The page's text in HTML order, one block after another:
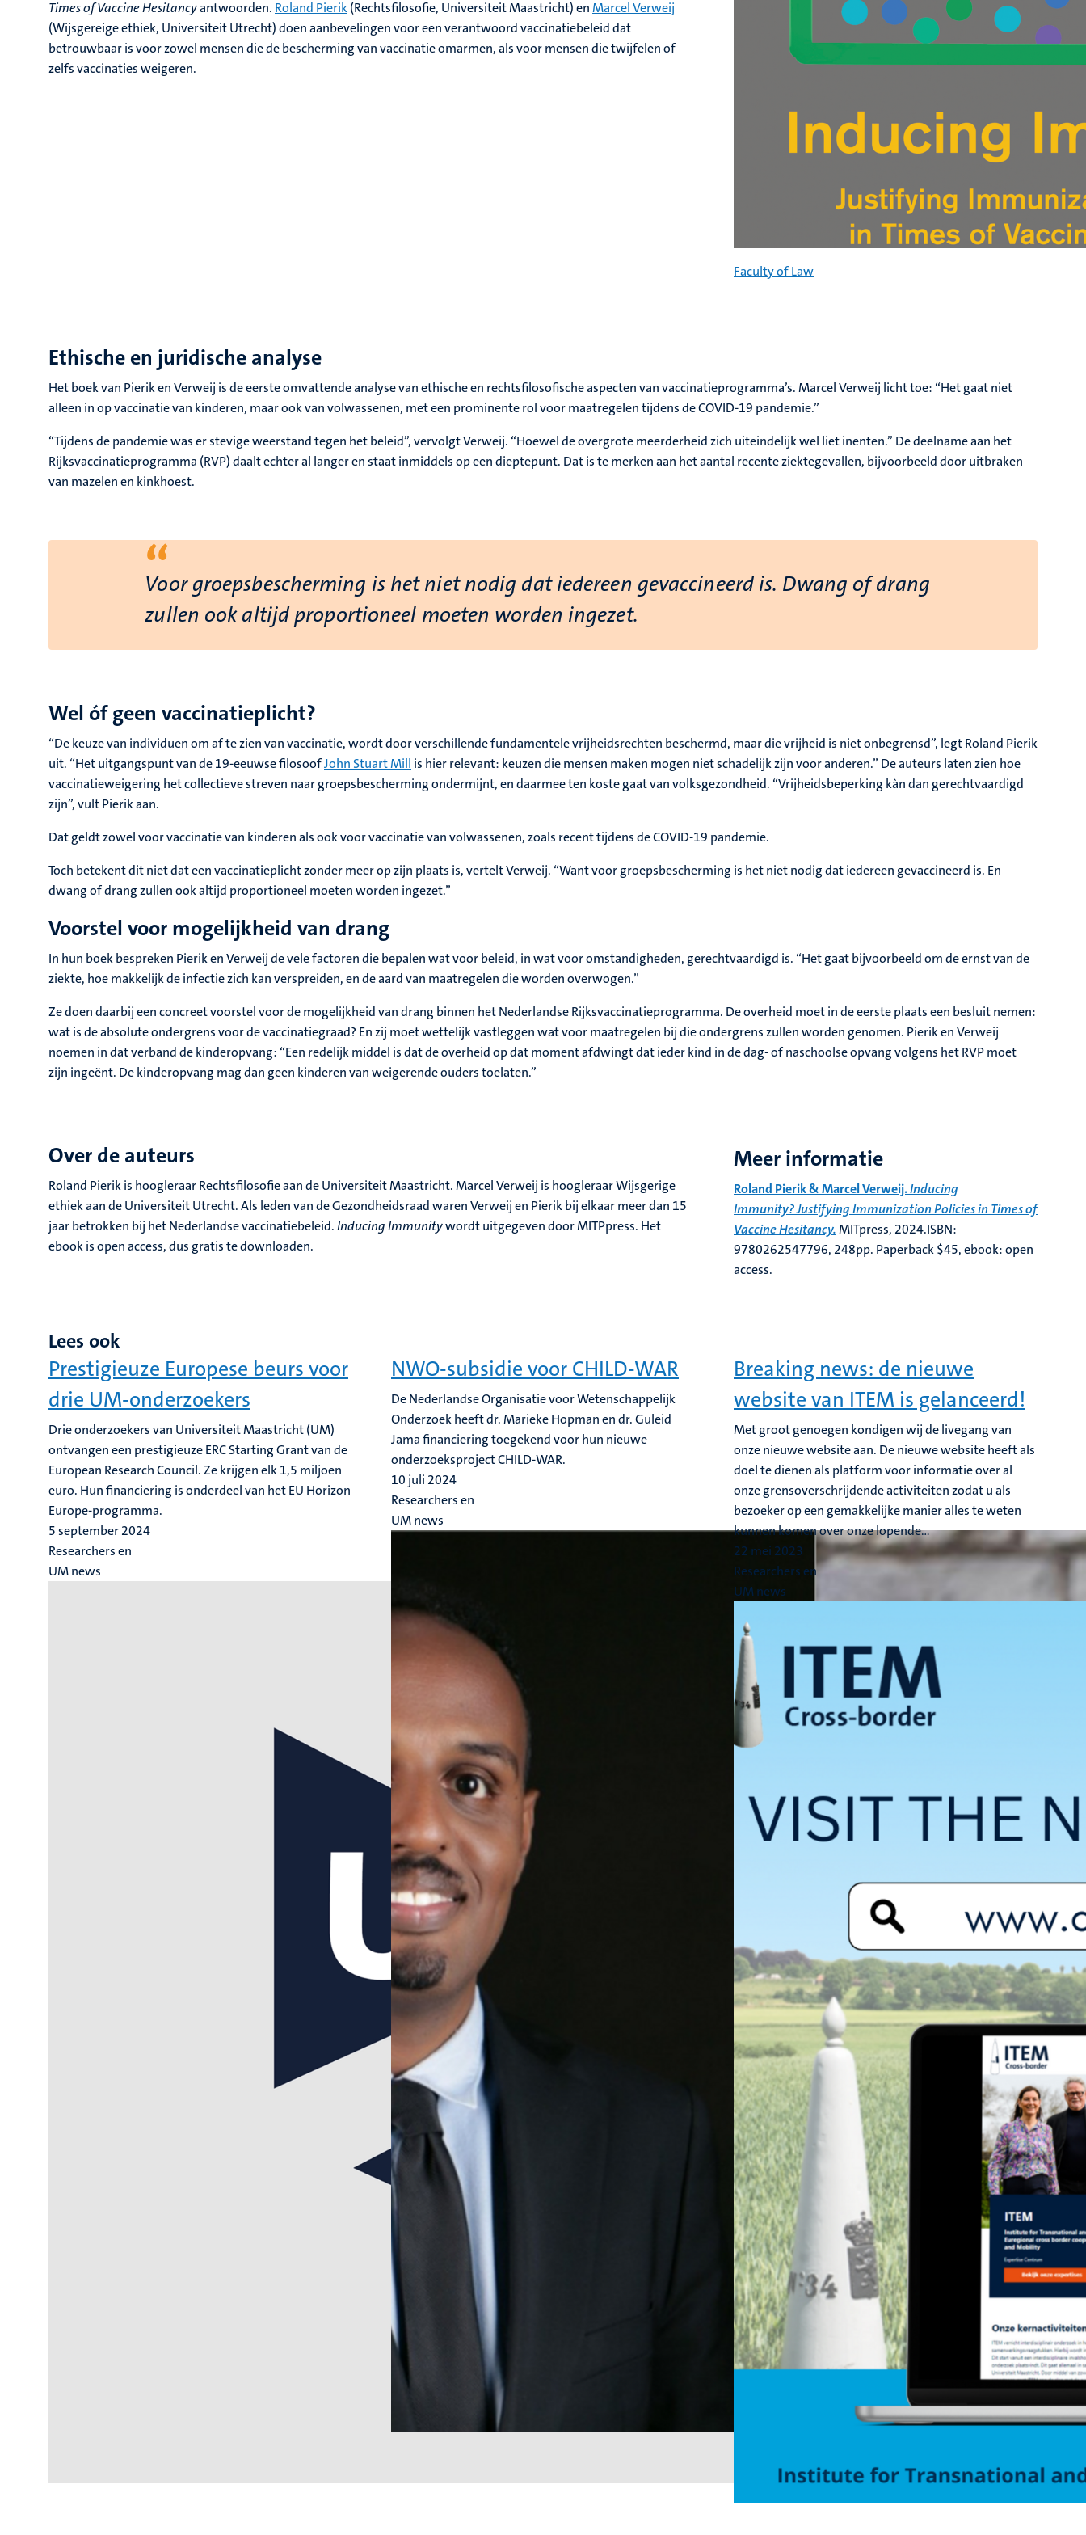
Times of Vaccine Hesitancyantwoorden. Roland Pierik(Rechtsfilosofie, Universiteit Maastricht) enMarcel Verweij
(Wijsgereige ethiek, Universiteit Utrecht) doen aanbevelingen voor een verantwoord vaccinatiebeleid dat
betrouwbaar is voor zowel mensen die de bescherming van vaccinatie omarmen, als voor mensen die twijfelen of
zelfs vaccinaties weigeren.
Faculty of Law
Ethische en juridische analyse
Het boek van Pierik en Verweij is de eerste omvattende analyse van ethische en rechtsfilosofische aspecten van vaccinatieprogramma’s. Marcel Verweij licht toe: “Het gaat niet
alleen in op vaccinatie van kinderen, maar ook van volwassenen, met een prominente rol voor maatregelen tijdens de COVID-19 pandemie.”
“Tijdens de pandemie was er stevige weerstand tegen het beleid”, vervolgt Verweij. “Hoewel de overgrote meerderheid zich uiteindelijk wel liet inenten.” De deelname aan het
Rijksvaccinatieprogramma (RVP) daalt echter al langer en staat inmiddels op een dieptepunt. Dat is te merken aan het aantal recente ziektegevallen, bijvoorbeeld door uitbraken
van mazelen en kinkhoest.
“
Voor groepsbescherming is het niet nodig dat iedereen gevaccineerd is. Dwang of drang
zullen ook altijd proportioneel moeten worden ingezet.
Wel óf geen vaccinatieplicht?
“De keuze van individuen om af te zien van vaccinatie, wordt door verschillende fundamentele vrijheidsrechten beschermd, maar die vrijheid is niet onbegrensd”, legt Roland Pierik
uit. “Het uitgangspunt van de 19-eeuwse filosoofJohn Stuart Mill is hier relevant: keuzen die mensen maken mogen niet schadelijk zijn voor anderen.” De auteurs laten zien hoe
vaccinatieweigering het collectieve streven naar groepsbescherming ondermijnt, en daarmee ten koste gaat van volksgezondheid. “Vrijheidsbeperking kàn dan gerechtvaardigd
zijn”, vult Pierik aan.
Dat geldt zowel voor vaccinatie van kinderen als ook voor vaccinatie van volwassenen, zoals recent tijdens de COVID-19 pandemie.
Toch betekent dit niet dat een vaccinatieplicht zonder meer op zijn plaats is, vertelt Verweij. “Want voor groepsbescherming is het niet nodig dat iedereen gevaccineerd is. En
dwang of drang zullen ook altijd proportioneel moeten worden ingezet.”
Voorstel voor mogelijkheid van drang
In hun boek bespreken Pierik en Verweij de vele factoren die bepalen wat voor beleid, in wat voor omstandigheden, gerechtvaardigd is. “Het gaat bijvoorbeeld om de ernst van de
ziekte, hoe makkelijk de infectie zich kan verspreiden, en de aard van maatregelen die worden overwogen.”
Ze doen daarbij een concreet voorstel voor de mogelijkheid van drang binnen het Nederlandse Rijksvaccinatieprogramma. De overheid moet in de eerste plaats een besluit nemen:
wat is de absolute ondergrens voor de vaccinatiegraad? En zij moet wettelijk vastleggen wat voor maatregelen bij die ondergrens zullen worden genomen. Pierik en Verweij
noemen in dat verband de kinderopvang: “Een redelijk middel is dat de overheid op dat moment afdwingt dat ieder kind in de dag- of naschoolse opvang volgens het RVP moet
zijn ingeënt. De kinderopvang mag dan geen kinderen van weigerende ouders toelaten.”
Over de auteurs
Roland Pierik is hoogleraar Rechtsfilosofie aan de Universiteit Maastricht. Marcel Verweij is hoogleraar Wijsgerige
ethiek aan de Universiteit Utrecht. Als leden van de Gezondheidsraad waren Verweij en Pierik bij elkaar meer dan 15
jaar betrokken bij het Nederlandse vaccinatiebeleid.Inducing Immunitywordt uitgegeven door MITPpress. Het
ebook is open access, dus gratis te downloaden.
Meer informatie
Roland Pierik & Marcel Verweij.Inducing
Immunity?Justifying Immunization Policies in Times of
Vaccine Hesitancy.MITpress, 2024.ISBN:
9780262547796, 248pp. Paperback $45, ebook: open
access.
Lees ook
Prestigieuze Europese beurs voor
drie UM-onderzoekers
Drie onderzoekers van Universiteit Maastricht (UM)
ontvangen een prestigieuze ERC Starting Grant van de
European Research Council. Ze krijgen elk 1,5 miljoen
euro. Hun financiering is onderdeel van het EU Horizon
Europe-programma.
5 september 2024
Researchers en
UM news
NWO-subsidie voor CHILD-WAR
De Nederlandse Organisatie voor Wetenschappelijk
Onderzoek heeft dr. Marieke Hopman en dr. Guleid
Jama financiering toegekend voor hun nieuwe
onderzoeksproject CHILD-WAR.
10 juli 2024
Researchers en
UM news
Breaking news: de nieuwe
website van ITEM is gelanceerd!
Met groot genoegen kondigen wij de livegang van
onze nieuwe website aan. De nieuwe website heeft als
doel te dienen als platform voor informatie over al
onze grensoverschrijdende activiteiten zodat u als
bezoeker op een gemakkelijke manier alles te weten
kunnen komen over onze lopende...
22 mei 2023
Researchers en
UM news